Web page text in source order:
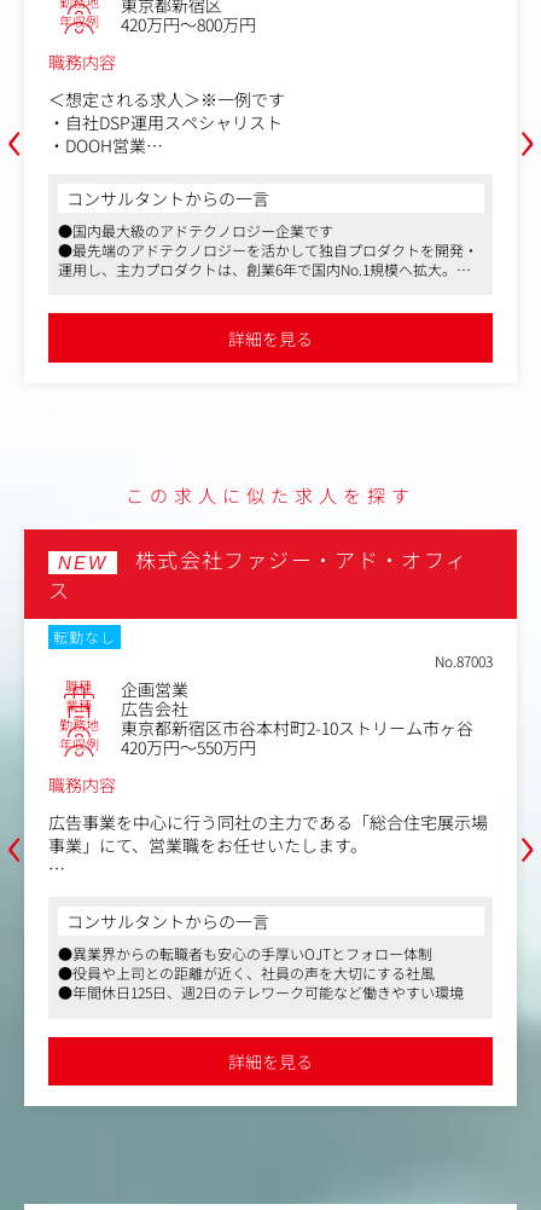
‹
勤務地
東京都新宿区西新宿６-８-１住友不動産新宿オー
クタワー6階
年収例
顧客の課題を的確に捉え、継続利用・アップセルへとつな
げる施策を実行することで、プロダクト価値の最大化と顧
●業務内容
・同社サービス導入におけるオンボーディング支援および
初期設定のサポート
・顧客ごとの利用状況やデータをもとに、課題や改善点を
クセス施策の企画・実行
・アップセル・クロスセル機会を創出するための戦略立案
し、顧客ニーズを製品やサービス改善に反映
・NPSやCSATなど定量・定性データを活用した顧客ロイヤ
ルティの向上施策の実施
変更の範囲：会社の定める業務
●国内最大級のアドテクノロジー企業です
●最先端のアドテクノロジーを活かして独自プロダクトを開発・
●創業期から海外展開に着手し、本気で世界を目指している稀有
なベンチャーです
詳細を見る
›
この求人に似た求人を探す
‹
NEW 株式会社ニューステクノロジー
職種
デジタルメディア
勤務地
東京都港区南青山三丁目1番34号3rd MINAMI AOY
AMA 10階
年収例
504万円～800万円
職務内容
【業務内容】
ニューステクノロジーは、国内No.1のPR会社・株式会社
ベクトルのグループ会社です。コンテンツが溢れる時代に
ど、これまでにない場所にメディアを生み出す、次世代の
メディアカンパニーです。
現在年間1-2個のペースで新規メディア・事業が立ち上が
少数精鋭の組織体制で、自由度高く、これまでの経験スキ
ルを活かしていただけます。
7つの自社メディアを軸に、高単価の商材を法人へ提案し
コンサルタントからの一言
為、安定的な経営基盤があります
●平均年齢33歳となり、30代の方が多く在籍しております。その
為子育て世代も多く、産休育休実績もございます
に業務に携われるので幅広く経験が積めます
詳細を見る
›